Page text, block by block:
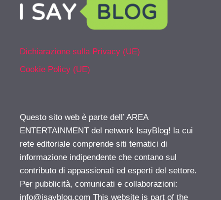
Dichiarazione sulla Privacy (UE)
Cookie Policy (UE)
Questo sito web è parte dell’ AREA
ENTERTAINMENT del network IsayBlog! la cui
rete editoriale comprende siti tematici di
informazione indipendente che contano sul
contributo di appassionati ed esperti del settore.
Per pubblicità, comunicati e collaborazioni:
info@isayblog.com This website is part of the